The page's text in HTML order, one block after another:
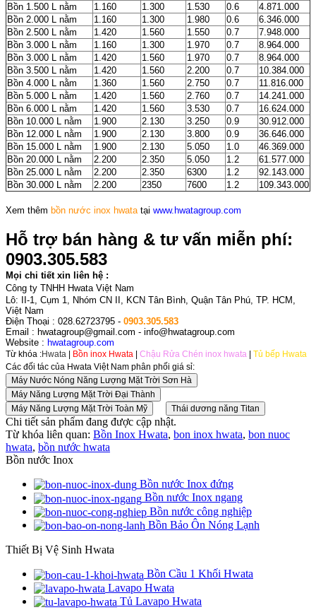
Bồn 1.500 L nằm
1.160 1.300 1.530 0.6
4.871.000
Bồn 2.000 L nằm
1.160 1.300 1.980 0.6
6.346.000
Bồn 2.500 L nằm
1.420 1.560 1.550 0.7
7.948.000
Bồn 3.000 L nằm
1.160 1.300 1.970 0.7
8.964.000
Bồn 3.000 L nằm
1.420 1.560 1.970 0.7
8.964.000
Bồn 3.500 L nằm
1.420 1.560 2.200 0.7
10.384.000
Bồn 4.000 L nằm
1.360 1.560 2.750 0.7
11.816.000
Bồn 5.000 L nằm
1.420 1.560 2.760 0.7
14.241.000
Bồn 6.000 L nằm
1.420 1.560 3.530 0.7
16.624.000
Bồn 10.000 L nằm
1.900 2.130 3.250 0.9
30.912.000
Bồn 12.000 L nằm
1.900 2.130 3.800 0.9
36.646.000
Bồn 15.000 L nằm
1.900 2.130 5.050 1.0
46.369.000
Bồn 20.000 L nằm
2.200 2.350 5.050 1.2
61.577.000
Bồn 25.000 L nằm
2.200 2.350 6300 1.2
92.143.000
Bồn 30.000 L nằm
2.200 2350 7600 1.2 109.343.000
Xem thêm bồn nước inox hwata tại www. hwatagroup.com
Hỗ trợ bán hàng & tư vấn miễn phí:
0903.305.583
Mọi chi tiết xin liên hệ :
Công ty TNHH Hwata Việt Nam
Lô: II-1, Cụm 1, Nhóm CN II, KCN Tân Bình, Quận Tân Phú, TP. HCM,
Việt Nam
Điện Thoại : 028.62723795 - 0903.305.583
Email : hwatagroup@gmail.com - info@hwatagroup.com
Website : hwatagroup.com
Từ khóa :Hwata | Bồn inox Hwata | Chậu Rửa Chén inox hwata | Tủ bếp Hwata
Các đối tác của Hwata Việt Nam phân phối giá sỉ:
Chi tiết sản phẩm đang được cập nhật.
Từ khóa liên quan: Bồn Inox Hwata, bon inox hwata, bon nuoc
hwata, bồn nước hwata
Bồn nước Inox
Bồn nước Inox đứng
Bồn nước Inox ngang
Bồn nước công nghiệp
Bồn Bảo Ôn Nóng Lạnh
Thiết Bị Vệ Sinh Hwata
Bồn Cầu 1 Khối Hwata
Lavapo Hwata
Tủ Lavapo Hwata